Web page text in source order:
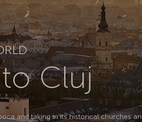
Cluj
and taking in its historical churches